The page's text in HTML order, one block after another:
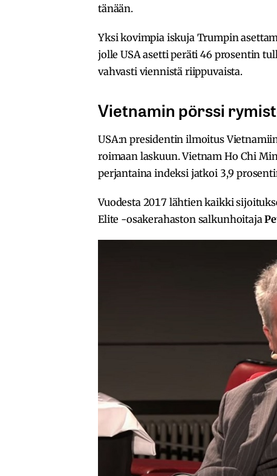
tänään.
Yksi kovimpia iskuja Trumpin
jolle USA asetti peräti 46 prosentin
vahvasti viennistä riippuvaista.
Vietnamin pörssi
USA:n presidentin ilmoitus
roimaan laskuun. Vietnam Ho Chi
perjantaina indeksi jatkoi 3,9
Vuodesta 2017 lähtien kaikki
Elite -osakerahaston salkunhoitaja